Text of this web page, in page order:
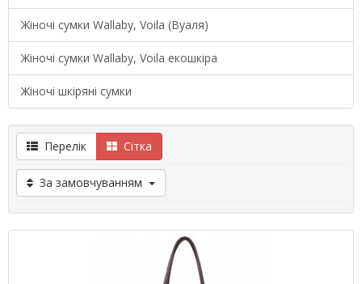
Жіночі сумки Wallaby, Voila (Вуаля)
Жіночі сумки Wallaby, Voila екошкіра
Жіночі шкіряні сумки
Перелік Сітка
За замовчуванням